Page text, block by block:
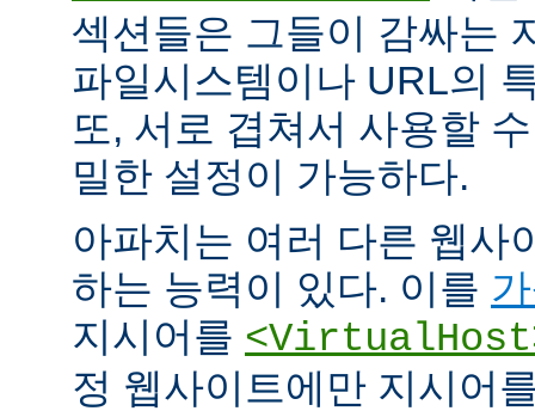
섹션들은 그들이 감싸는
파일시스템이나 URL의
또, 서로 겹쳐서 사용할
밀한 설정이 가능하다.
아파치는 여러 다른 웹사
하는 능력이 있다. 이를
지시어를
정 웹사이트에만 지시어